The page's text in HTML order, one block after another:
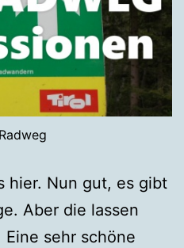
hier. Nun gut, es gibt
Aber die lassen
sehr schöne